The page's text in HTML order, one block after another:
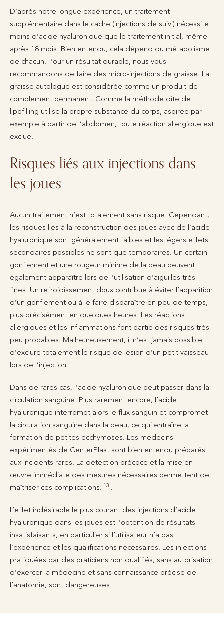
D’après notre longue expérience, un traitement
supplémentaire dans le cadre (injections de suivi) nécessite
moins d’acide hyaluronique que le traitement initial, même
après 18 mois. Bien entendu, cela dépend du métabolisme
de chacun. Pour un résultat durable, nous vous
recommandons de faire des micro-injections de graisse. La
graisse autologue est considérée comme un produit de
comblement permanent. Comme la méthode dite de
lipofilling utilise la propre substance du corps, aspirée par
exemple à partir de l’abdomen, toute réaction allergique est
exclue.
Risques liés aux injections dans
les joues
Aucun traitement n’est totalement sans risque. Cependant,
les risques liés à la reconstruction des joues avec de l’acide
hyaluronique sont généralement faibles et les légers effets
secondaires possibles ne sont que temporaires. Un certain
gonflement et une rougeur minime de la peau peuvent
également apparaître lors de l’utilisation d’aiguilles très
fines. Un refroidissement doux contribue à éviter l’apparition
d’un gonflement ou à le faire disparaître en peu de temps,
plus précisément en quelques heures. Les réactions
allergiques et les inflammations font partie des risques très
peu probables. Malheureusement, il n’est jamais possible
d’exclure totalement le risque de lésion d’un petit vaisseau
lors de l’injection.
Dans de rares cas, l’acide hyaluronique peut passer dans la
circulation sanguine. Plus rarement encore, l’acide
hyaluronique interrompt alors le flux sanguin et compromet
la circulation sanguine dans la peau, ce qui entraîne la
formation de petites ecchymoses. Les médecins
expérimentés de CenterPlast sont bien entendu préparés
aux incidents rares. La détection précoce et la mise en
œuvre immédiate des mesures nécessaires permettent de
maîtriser ces complications. 13 .
L’effet indésirable le plus courant des injections d’acide
hyaluronique dans les joues est l’obtention de résultats
insatisfaisants, en particulier si l’utilisateur n’a pas
l’expérience et les qualifications nécessaires. Les injections
pratiquées par des praticiens non qualifiés, sans autorisation
d’exercer la médecine et sans connaissance précise de
l’anatomie, sont dangereuses.